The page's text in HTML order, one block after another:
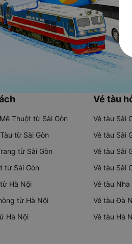
Thuột từ Sài Gòn
từ Sài Gòn
từ Sài Gòn
từ Sài Gòn
Hà Nội
từ Hà Nội
Hà Nội
Vé tàu
Vé tàu Sài
Vé tàu Sài
Vé tàu Sài
Vé tàu Sài
Vé tàu
Vé tàu Đà
Vé tàu Hà